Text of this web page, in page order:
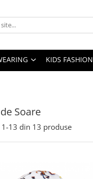
KIDS FASHION
Soare
1-13 din 13 produse